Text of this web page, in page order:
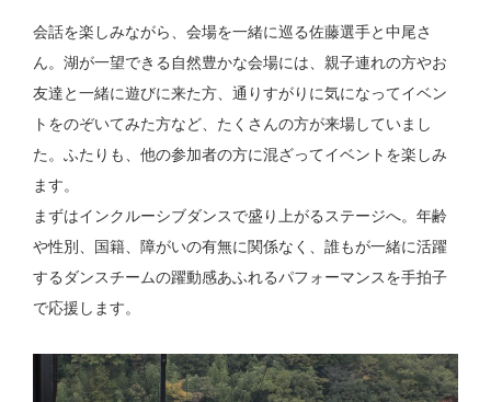
会話を楽しみながら、会場を一緒に巡る佐藤選手と中尾さ
ん。湖が一望できる自然豊かな会場には、親子連れの方やお
友達と一緒に遊びに来た方、通りすがりに気になってイベン
トをのぞいてみた方など、たくさんの方が来場していまし
た。ふたりも、他の参加者の方に混ざってイベントを楽しみ
ます。
まずはインクルーシブダンスで盛り上がるステージへ。年齢
や性別、国籍、障がいの有無に関係なく、誰もが一緒に活躍
するダンスチームの躍動感あふれるパフォーマンスを手拍子
で応援します。